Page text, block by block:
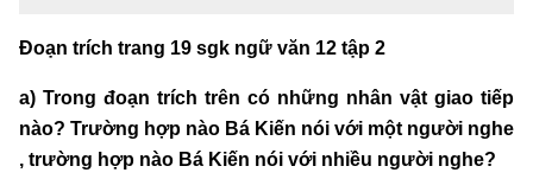
Đoạn trích trang 19 sgk ngữ văn 12 tập 2
a) Trong đoạn trích trên có những nhân vật giao tiếp
nào? Trường hợp nào Bá Kiến nói với một người nghe
, trường hợp nào Bá Kiến nói với nhiều người nghe?